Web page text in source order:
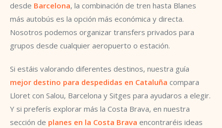
desde Barcelona, la combinación de tren hasta Blanes
más autobús es la opción más económica y directa.
Nosotros podemos organizar transfers privados para
grupos desde cualquier aeropuerto o estación.
Si estáis valorando diferentes destinos, nuestra guía
mejor destino para despedidas en Cataluña compara
Lloret con Salou, Barcelona y Sitges para ayudaros a elegir.
Y si preferís explorar más la Costa Brava, en nuestra
sección de planes en la Costa Brava encontraréis ideas